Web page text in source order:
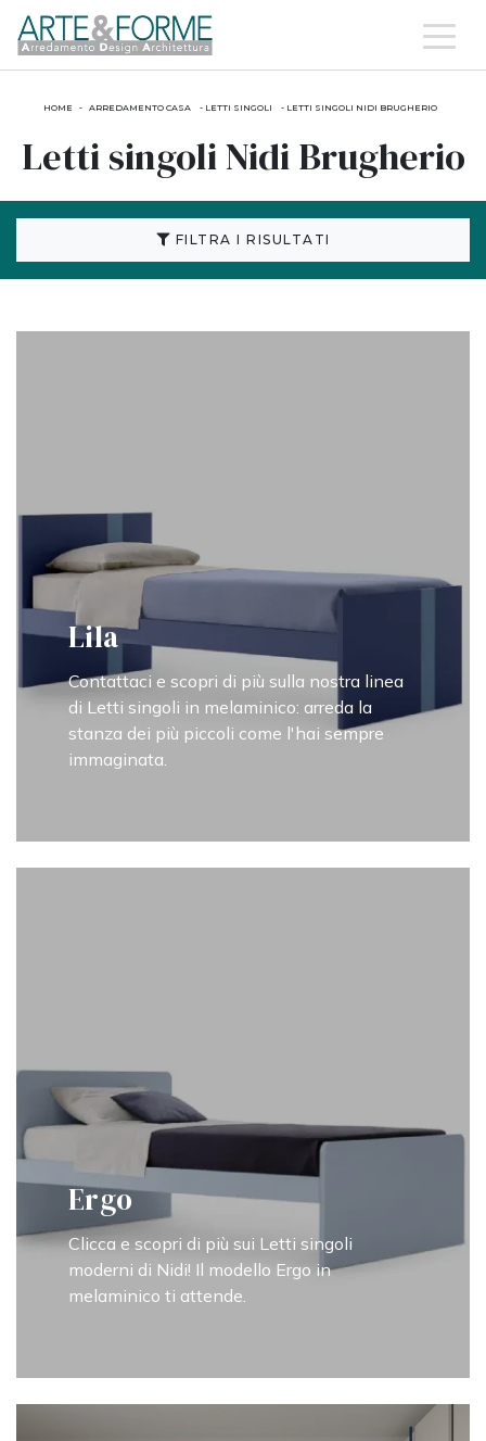
HOME - ARREDAMENTO CASA - LETTI SINGOLI - LETTI SINGOLI NIDI BRUGHERIO
Letti singoli Nidi Brugherio
FILTRA I RISULTATI
Lila
Contattaci e scopri di più sulla nostra linea
di Letti singoli in melaminico: arreda la
stanza dei più piccoli come l'hai sempre
immaginata.
Ergo
Clicca e scopri di più sui Letti singoli
moderni di Nidi! Il modello Ergo in
melaminico ti attende.